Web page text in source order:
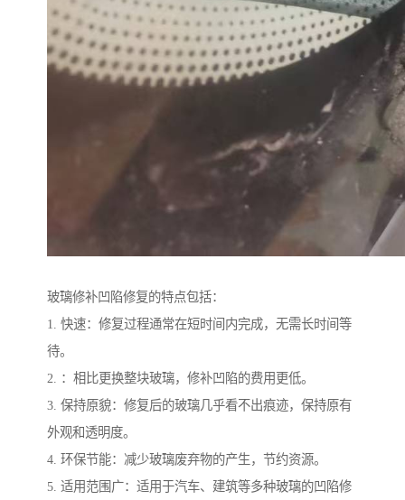
玻璃修补凹陷修复的特点包括：
1. 快速：修复过程通常在短时间内完成，无需长时间等
待。
2. ：相比更换整块玻璃，修补凹陷的费用更低。
3. 保持原貌：修复后的玻璃几乎看不出痕迹，保持原有
外观和透明度。
4. 环保节能：减少玻璃废弃物的产生，节约资源。
5. 适用范围广：适用于汽车、建筑等多种玻璃的凹陷修